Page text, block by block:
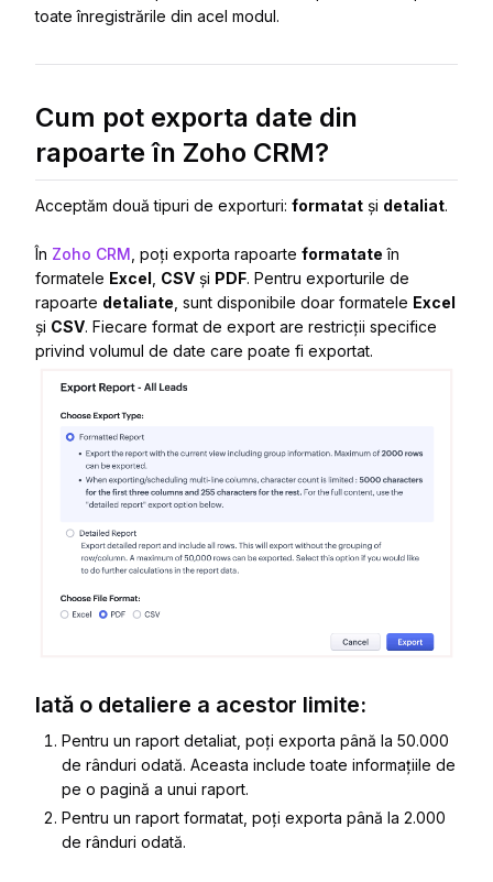
toate înregistrările din acel modul.
Cum pot exporta date din
rapoarte în Zoho CRM?
Acceptăm două tipuri de exporturi: formatat și detaliat.
În Zoho CRM, poți exporta rapoarte formatate în
formatele Excel, CSV și PDF. Pentru exporturile de
rapoarte detaliate, sunt disponibile doar formatele Excel
și CSV. Fiecare format de export are restricții specifice
privind volumul de date care poate fi exportat.
Iată o detaliere a acestor limite:
Pentru un raport detaliat, poți exporta până la 50.000
de rânduri odată. Aceasta include toate informațiile de
pe o pagină a unui raport.
Pentru un raport formatat, poți exporta până la 2.000
de rânduri odată.